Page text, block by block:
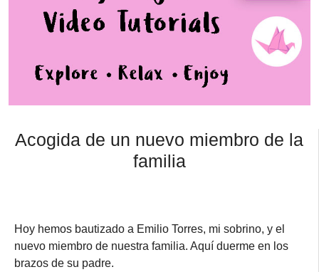
Acogida de un nuevo miembro de la
familia
Hoy hemos bautizado a Emilio Torres, mi sobrino, y el
nuevo miembro de nuestra familia. Aquí duerme en los
brazos de su padre.